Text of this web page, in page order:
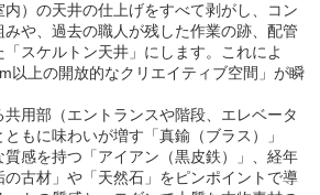
）の天井の仕上げをすべて剥がし、コン
や、過去の職人が残した作業の跡、配管
スケルトン天井」にします。これによ
以上の開放的なクリエイティブ空間」が瞬
用部（エントランスや階段、エレベータ
もに味わいが増す「真鍮（ブラス）」
感を持つ「アイアン（黒皮鉄）」、経年
古材」や「天然石」をピンポイントで導